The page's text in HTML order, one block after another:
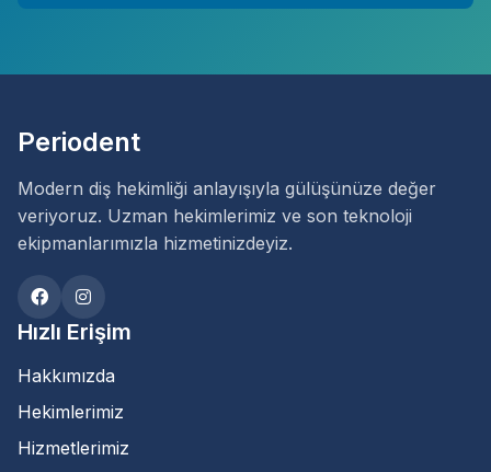
Periodent
Modern diş hekimliği anlayışıyla gülüşünüze değer
veriyoruz. Uzman hekimlerimiz ve son teknoloji
ekipmanlarımızla hizmetinizdeyiz.
Hızlı Erişim
Hakkımızda
Hekimlerimiz
Hizmetlerimiz